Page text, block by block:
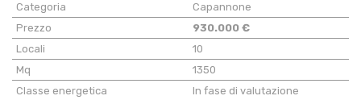
Categoria
Capannone
Prezzo
930.000 €
Locali
10
Mq
1350
Classe energetica
In fase di valutazione